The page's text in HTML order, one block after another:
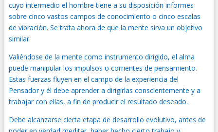
cuyo intermedio el hombre tiene a su disposición informes
sobre cinco vastos campos de conocimiento o cinco escalas
de vibración. Se trata ahora de que la mente sirva un objetivo
similar.
Valiéndose de la mente como instrumento dirigido, el alma
puede manipular los impulsos o corrientes de pensamiento.
Estas fuerzas fluyen en el campo de la experiencia del
Pensador y él debe aprender a dirigirlas conscientemente y a
trabajar con ellas, a fin de producir el resultado deseado.
Debe alcanzarse cierta etapa de desarrollo evolutivo, antes de